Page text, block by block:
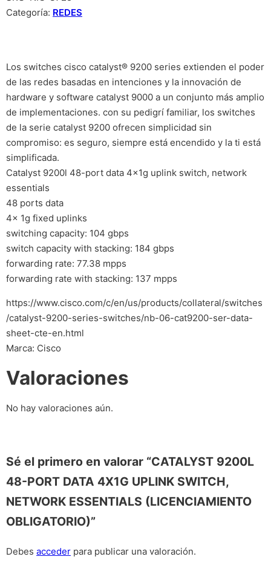
Categoría: REDES
Los switches cisco catalyst® 9200 series extienden el poder
de las redes basadas en intenciones y la innovación de
hardware y software catalyst 9000 a un conjunto más amplio
de implementaciones. con su pedigrí familiar, los switches
de la serie catalyst 9200 ofrecen simplicidad sin
compromiso: es seguro, siempre está encendido y la ti está
simplificada.
Catalyst 9200l 48-port data 4x1g uplink switch, network
essentials
48 ports data
4x 1g fixed uplinks
switching capacity: 104 gbps
switch capacity with stacking: 184 gbps
forwarding rate: 77.38 mpps
forwarding rate with stacking: 137 mpps
https://www.cisco.com/c/en/us/products/collateral/switches
/catalyst-9200-series-switches/nb-06-cat9200-ser-data-
sheet-cte-en.html
Marca: Cisco
Valoraciones
No hay valoraciones aún.
Sé el primero en valorar “CATALYST 9200L
48-PORT DATA 4X1G UPLINK SWITCH,
NETWORK ESSENTIALS (LICENCIAMIENTO
OBLIGATORIO)”
Debes acceder para publicar una valoración.